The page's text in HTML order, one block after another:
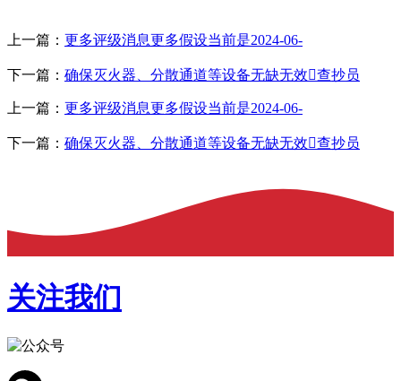
上一篇： 更多评级消息更多假设当前是2024-06-
下一篇： 确保灭火器、分散通道等设备无缺无效查抄员
上一篇： 更多评级消息更多假设当前是2024-06-
下一篇： 确保灭火器、分散通道等设备无缺无效查抄员
关注我们